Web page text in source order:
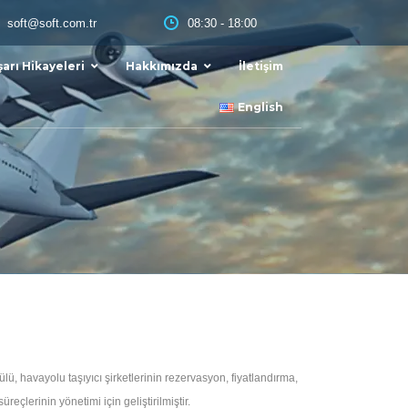
soft@soft.com.tr 08:30 - 18:00
Tanker
Proje Yönetimi
Uluslararası Proje Taşımacılığı
Yurtiçi Proje Taşıması Yönetimi
Multimodel Taşımacılığı
Yönetimi
Intermodel Taşımacılığı
Yönetimi
Fuar Taşımacılığı
Hikayeleri Hakkımızda İletişim
English
havayolu taşıyıcı şirketlerinin rezervasyon, fiyatlandırma,
yönetimi için geliştirilmiştir.